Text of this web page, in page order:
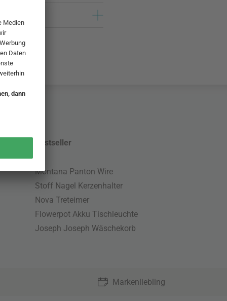
Bestseller
Montana Panton Wire
Stoff Nagel Kerzenhalter
Nova Treteimer
Flowerpot Akku Tischleuchte
Joseph Joseph Wäschekorb
Markenliebling